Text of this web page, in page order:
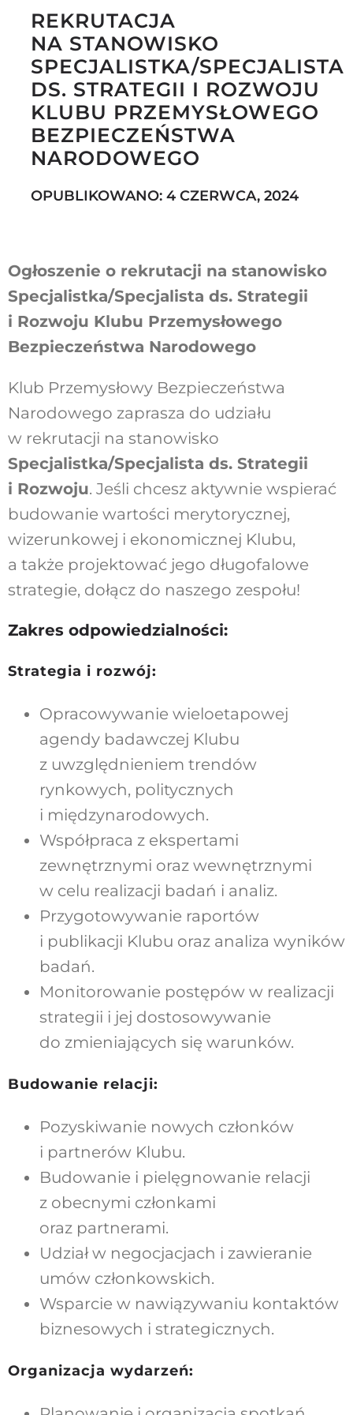
Szukaj
REKRUTACJA
NA STANOWISKO
SPECJALISTKA/SPECJALISTA
DS. STRATEGII I ROZWOJU
KLUBU PRZEMYSŁOWEGO
BEZPIECZEŃSTWA
NARODOWEGO
OPUBLIKOWANO: 4 CZERWCA, 2024
Ogłoszenie o rekrutacji na stanowisko
Specjalistka/Specjalista ds. Strategii
i Rozwoju Klubu Przemysłowego
Bezpieczeństwa Narodowego
Klub Przemysłowy Bezpieczeństwa
Narodowego zaprasza do udziału
w rekrutacji na stanowisko
Specjalistka/Specjalista ds. Strategii
i Rozwoju. Jeśli chcesz aktywnie wspierać
budowanie wartości merytorycznej,
wizerunkowej i ekonomicznej Klubu,
a także projektować jego długofalowe
strategie, dołącz do naszego zespołu!
Zakres odpowiedzialności:
Strategia i rozwój:
Opracowywanie wieloetapowej
agendy badawczej Klubu
z uwzględnieniem trendów
rynkowych, politycznych
i międzynarodowych.
Współpraca z ekspertami
zewnętrznymi oraz wewnętrznymi
w celu realizacji badań i analiz.
Przygotowywanie raportów
i publikacji Klubu oraz analiza wyników
badań.
Monitorowanie postępów w realizacji
strategii i jej dostosowywanie
do zmieniających się warunków.
Budowanie relacji:
Pozyskiwanie nowych członków
i partnerów Klubu.
Budowanie i pielęgnowanie relacji
z obecnymi członkami
oraz partnerami.
Udział w negocjacjach i zawieranie
umów członkowskich.
Wsparcie w nawiązywaniu kontaktów
biznesowych i strategicznych.
Organizacja wydarzeń: